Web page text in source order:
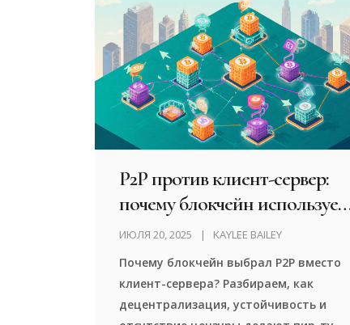
P2P против клиент-сервер:
почему блокчейн использует
P2P
ИЮЛЯ 20, 2025 KAYLEE BAILEY
Почему блокчейн выбрал P2P вместо
клиент-сервера? Разбираем, как
децентрализация, устойчивость и